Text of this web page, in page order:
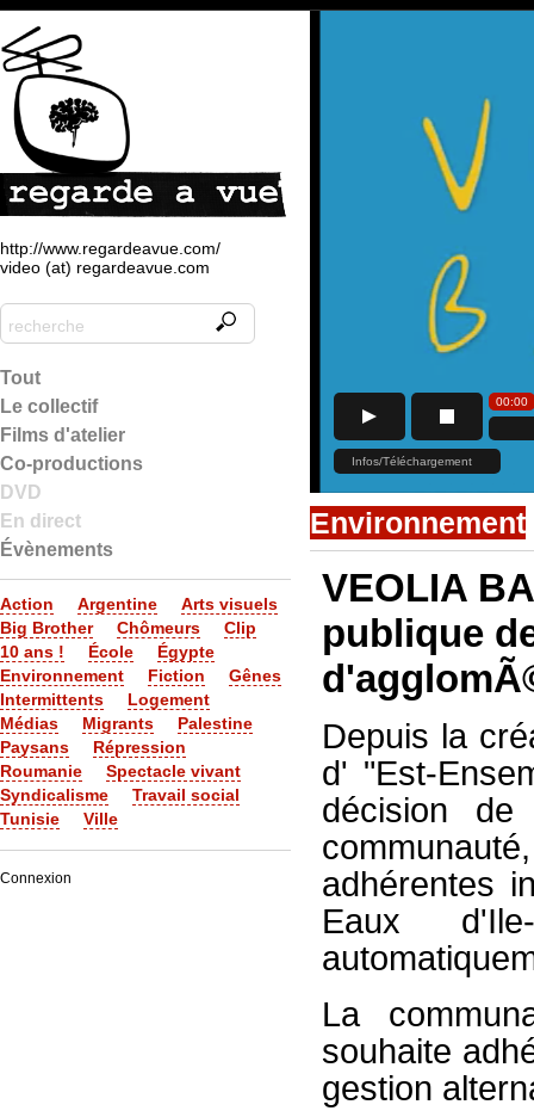
Environnement
VEOLIA
publique
Depuis la
d' "Est-
décision
adhérentes
Eaux
La
souhaite
gestion
http://www.regardeavue.com/
video (at) regardeavue.com
Tout
Le collectif
Films d'atelier
Co-productions
DVD
En direct
Évènements
Action Argentine
Arts visuels
Big Brother
Chômeurs
Clip
10 ans !
École
Égypte
Environnement
Fiction
Gênes
Intermittents
Logement
Médias
Migrants
Palestine
Paysans
Répression
Roumanie
Spectacle vivant
Syndicalisme
Travail social
Tunisie
Ville
Connexion